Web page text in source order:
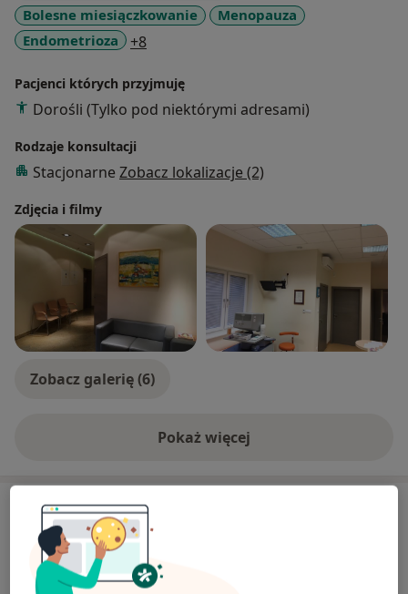
Bolesne miesiączkowanie
Menopauza
Endometrioza
+8a11y_sr_more_diseases
Pacjenci których przyjmuję
Dorośli (Tylko pod niektórymi adresami)
Rodzaje konsultacji
Stacjonarne Zobacz lokalizacje (2)
Zdjęcia i filmy
Zobacz galerię (6)
Pokaż więcejo doświadczeniu
Usługi i ceny
Konsultacja ginekologiczna
Od 250 zł Szczegóły